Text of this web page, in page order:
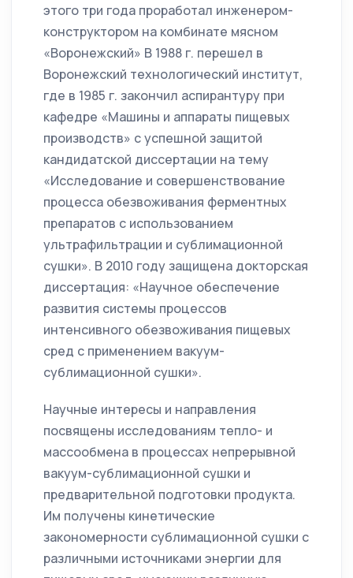
этого три года проработал инженером-
конструктором на комбинате мясном
«Воронежский» В 1988 г. перешел в
Воронежский технологический институт,
где в 1985 г. закончил аспирантуру при
кафедре «Машины и аппараты пищевых
производств» с успешной защитой
кандидатской диссертации на тему
«Исследование и совершенствование
процесса обезвоживания ферментных
препаратов с использованием
ультрафильтрации и сублимационной
сушки». В 2010 году защищена докторская
диссертация: «Научное обеспечение
развития системы процессов
интенсивного обезвоживания пищевых
сред с применением вакуум-
сублимационной сушки».
Научные интересы и направления
посвящены исследованиям тепло- и
массообмена в процессах непрерывной
вакуум-сублимационной сушки и
предварительной подготовки продукта.
Им получены кинетические
закономерности сублимационной сушки с
различными источниками энергии для